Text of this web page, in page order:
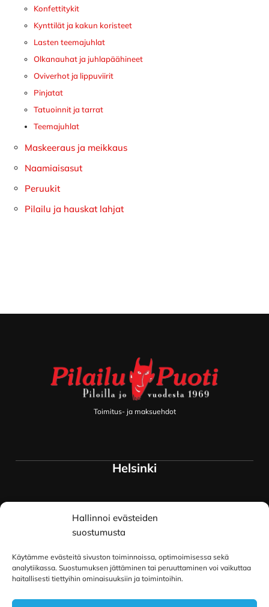
Hallinnoi evästeiden
suostumusta
Käytämme evästeitä sivuston toiminnoissa, optimoimisessa sekä
analytiikassa. Suostumuksen jättäminen tai peruuttaminen voi vaikuttaa
haitallisesti tiettyihin ominaisuuksiin ja toimintoihin.
Konfettitykit
Kynttilät ja kakun koristeet
Lasten teemajuhlat
Olkanauhat ja juhlapäähineet
Oviverhot ja lippuviirit
Pinjatat
Tatuoinnit ja tarrat
Teemajuhlat
Maskeeraus ja meikkaus
Naamiaisasut
Peruukit
Pilailu ja hauskat lahjat
Toimitus- ja maksuehdot
Helsinki
Myymälä ja keskusvarasto
Siltavuorenranta 18
00170 Helsinki
Oulu
Kauppurienkatu 34